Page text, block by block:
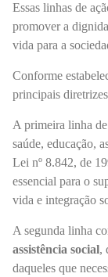
Essas linhas de
promover a
vida para a
Conforme
principais
A primeira linha
saúde, educação,
Lei nº 8.842, de
essencial para o
vida e integração
A segunda linha
assistência social,
daqueles que